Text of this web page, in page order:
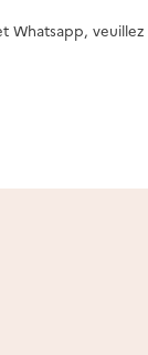
Whatsapp, veuillez